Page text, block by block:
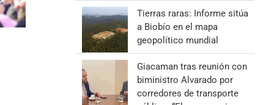
Tierras raras: Informe sitúa
a Biobío en el mapa
geopolítico mundial
Giacaman tras reunión con
biministro Alvarado por
corredores de transporte